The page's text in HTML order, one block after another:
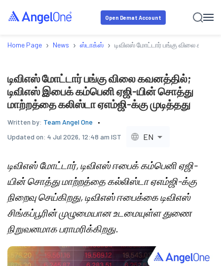
Open Demat Account
Home Page › News › ஸ்டாக்ஸ் › டிவிஎஸ் மோட்டார் பங்கு விலை
டிவிஎஸ் மோட்டார் பங்கு விலை கவனத்தில்;
டிவிஎஸ் இபைக் கம்பெனி ஏஜி-யின் சொத்து
மாற்றத்தை கலிஸ்டா ஏஎம்ஜி-க்கு முடித்தது
Written by: Team Angel One
Updated on: 4 Jul 2026, 12:48 am IST EN
டிவிஎஸ் மோட்டார், டிவிஎஸ் ஈபைக் கம்பெனி ஏஜி-
யின் சொத்து மாற்றத்தை கல்லிஸ்டா ஏஎம்ஜி-க்கு
நிறைவு செய்கிறது, டிவிஎஸ் ஈபைக்கை டிவிஎஸ்
சிங்கப்பூரின் முழுமையான உடமையுள்ள துணை
நிறுவனமாக பராமரிக்கிறது.